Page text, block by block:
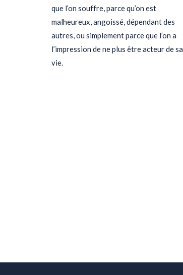
que l’on souffre, parce qu’on est
malheureux, angoissé, dépendant des
autres, ou simplement parce que l’on a
l’impression de ne plus être acteur de sa
vie.